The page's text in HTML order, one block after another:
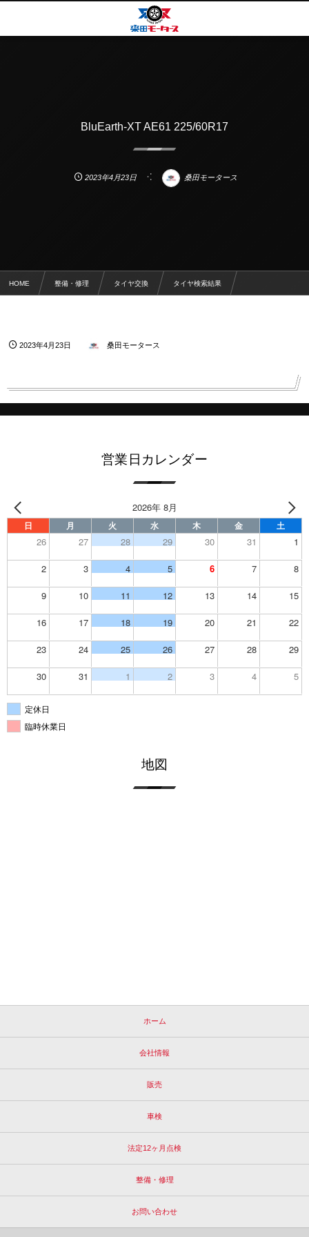
BluEarth-XT AE61 225/60R17
2023年4月23日 桑田モータース
HOME 整備・修理 タイヤ交換 タイヤ検索結果
2023年4月23日 桑田モータース
営業日カレンダー
2026年 8月
日 月 火 水 木 金 土
26 27 28 29 30 31 1
2 3 4 5 6 7 8
9 10 11 12 13 14 15
16 17 18 19 20 21 22
23 24 25 26 27 28 29
30 31 1 2 3 4 5
定休日
臨時休業日
地図
ホーム
会社情報
販売
車検
法定12ヶ月点検
整備・修理
お問い合わせ